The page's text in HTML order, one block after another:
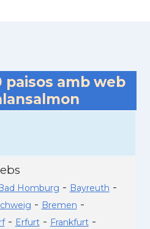
paisos amb web
Homburg - Bayreuth -
- Bremen -
- Erfurt- Frankfurt-